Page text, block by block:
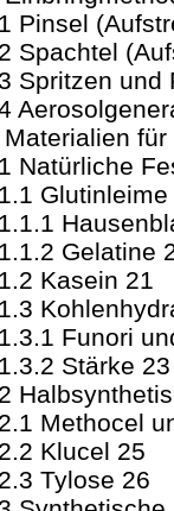
Pinsel
Spachtel
Spritzen und
Materialien
Natürliche
Glutinleime
Gelatine
Kasein 21
Funori
Stärke 23
Methocel
Klucel 25
Tylose 26